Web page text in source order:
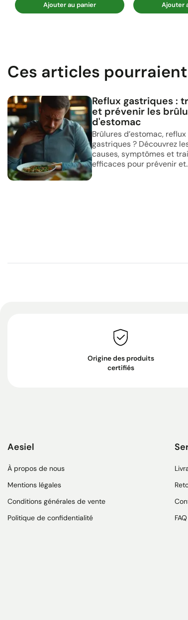
Ajouter au panier Ajouter
Ces articles
Reflux gastriques :
et prévenir les
d'estomac
Brûlures d’estomac, reflux
gastriques ? Découvrez
causes, symptômes et
efficaces pour prévenir
Origine des produits
certifiés
Aesiel
À propos de nous
Mentions légales
Conditions générales de vente
Politique de confidentialité
FAQ